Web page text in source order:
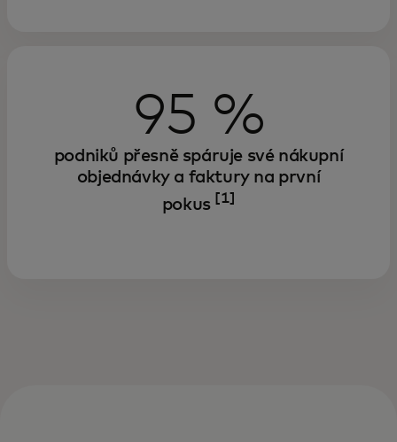
95 %
podniků přesně spáruje své nákupní
objednávky a faktury na první
pokus [1]